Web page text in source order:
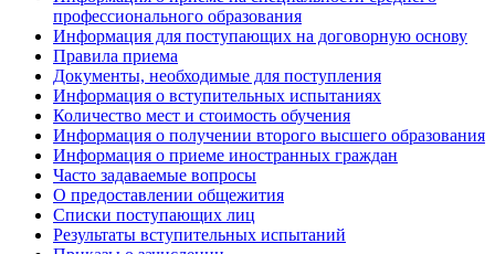
профессионального образования
Информация для поступающих на договорную основу
Правила приема
Документы, необходимые для поступления
Информация о вступительных испытаниях
Количество мест и стоимость обучения
Информация о получении второго высшего образования
Информация о приеме иностранных граждан
Часто задаваемые вопросы
О предоставлении общежития
Списки поступающих лиц
Результаты вступительных испытаний